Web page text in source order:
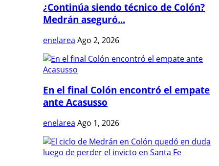
¿Continúa siendo técnico de Colón?
Medrán aseguró...
enelarea Ago 2, 2026
En el final Colón encontró el empate
ante Acasusso
enelarea Ago 1, 2026